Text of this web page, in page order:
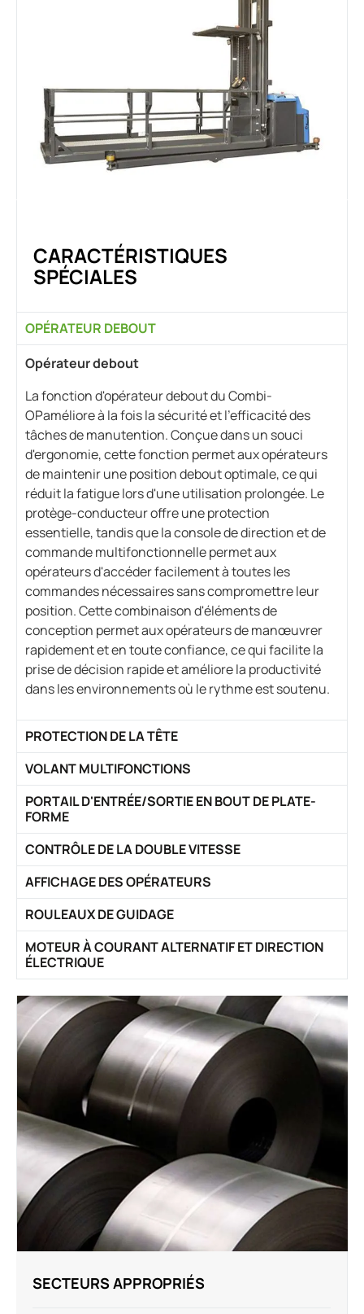
CARACTÉRISTIQUES
SPÉCIALES
OPÉRATEUR DEBOUT
Opérateur debout
La fonction d'opérateur debout du Combi-
OPaméliore à la fois la sécurité et l'efficacité des
tâches de manutention. Conçue dans un souci
d'ergonomie, cette fonction permet aux opérateurs
de maintenir une position debout optimale, ce qui
réduit la fatigue lors d'une utilisation prolongée. Le
protège-conducteur offre une protection
essentielle, tandis que la console de direction et de
commande multifonctionnelle permet aux
opérateurs d'accéder facilement à toutes les
commandes nécessaires sans compromettre leur
position. Cette combinaison d'éléments de
conception permet aux opérateurs de manœuvrer
rapidement et en toute confiance, ce qui facilite la
prise de décision rapide et améliore la productivité
dans les environnements où le rythme est soutenu.
PROTECTION DE LA TÊTE
VOLANT MULTIFONCTIONS
PORTAIL D'ENTRÉE/SORTIE EN BOUT DE PLATE-
FORME
CONTRÔLE DE LA DOUBLE VITESSE
AFFICHAGE DES OPÉRATEURS
ROULEAUX DE GUIDAGE
MOTEUR À COURANT ALTERNATIF ET DIRECTION
ÉLECTRIQUE
SECTEURS APPROPRIÉS